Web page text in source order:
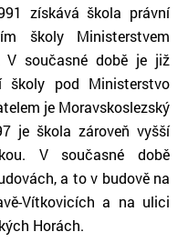
získává škola právní
školy Ministerstvem
V současné době je již
školy pod Ministerstvo
je Moravskoslezský
je škola zároveň vyšší
V současné době
a to v budově na
Vítkovicích a na ulici
Horách.